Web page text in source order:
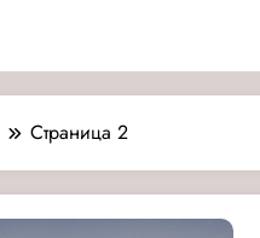
Страница 2